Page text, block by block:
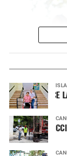
Desde su
las y los
prioritarios
FORTALECE LA
CONSTRUCCIÓN